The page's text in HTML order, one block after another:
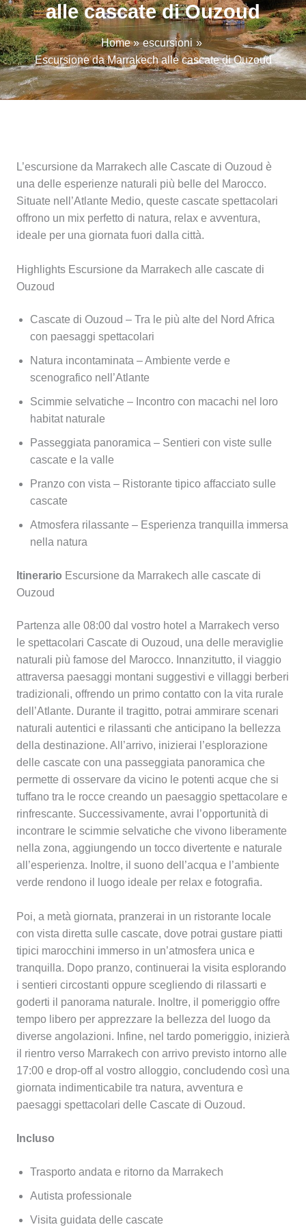
alle cascate di Ouzoud
Home
escursioni
Escursione da Marrakech alle cascate di Ouzoud
L’escursione da Marrakech alle Cascate di Ouzoud è
una delle esperienze naturali più belle del Marocco.
Situate nell’Atlante Medio, queste cascate spettacolari
offrono un mix perfetto di natura, relax e avventura,
ideale per una giornata fuori dalla città.
Highlights Escursione da Marrakech alle cascate di
Ouzoud
Cascate di Ouzoud – Tra le più alte del Nord Africa
con paesaggi spettacolari
Natura incontaminata – Ambiente verde e
scenografico nell’Atlante
Scimmie selvatiche – Incontro con macachi nel loro
habitat naturale
Passeggiata panoramica – Sentieri con viste sulle
cascate e la valle
Pranzo con vista – Ristorante tipico affacciato sulle
cascate
Atmosfera rilassante – Esperienza tranquilla immersa
nella natura
Itinerario Escursione da Marrakech alle cascate di
Ouzoud
Partenza alle 08:00 dal vostro hotel a Marrakech verso
le spettacolari Cascate di Ouzoud, una delle meraviglie
naturali più famose del Marocco. Innanzitutto, il viaggio
attraversa paesaggi montani suggestivi e villaggi berberi
tradizionali, offrendo un primo contatto con la vita rurale
dell’Atlante. Durante il tragitto, potrai ammirare scenari
naturali autentici e rilassanti che anticipano la bellezza
della destinazione. All’arrivo, inizierai l’esplorazione
delle cascate con una passeggiata panoramica che
permette di osservare da vicino le potenti acque che si
tuffano tra le rocce creando un paesaggio spettacolare e
rinfrescante. Successivamente, avrai l’opportunità di
incontrare le scimmie selvatiche che vivono liberamente
nella zona, aggiungendo un tocco divertente e naturale
all’esperienza. Inoltre, il suono dell’acqua e l’ambiente
verde rendono il luogo ideale per relax e fotografia.
Poi, a metà giornata, pranzerai in un ristorante locale
con vista diretta sulle cascate, dove potrai gustare piatti
tipici marocchini immerso in un’atmosfera unica e
tranquilla. Dopo pranzo, continuerai la visita esplorando
i sentieri circostanti oppure scegliendo di rilassarti e
goderti il panorama naturale. Inoltre, il pomeriggio offre
tempo libero per apprezzare la bellezza del luogo da
diverse angolazioni. Infine, nel tardo pomeriggio, inizierà
il rientro verso Marrakech con arrivo previsto intorno alle
17:00 e drop-off al vostro alloggio, concludendo così una
giornata indimenticabile tra natura, avventura e
paesaggi spettacolari delle Cascate di Ouzoud.
Incluso
Trasporto andata e ritorno da Marrakech
Autista professionale
Visita guidata delle cascate